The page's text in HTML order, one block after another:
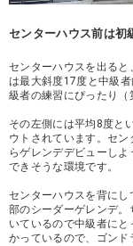
センターハウス前は初
センターハウスを出る
は最大斜度17度と中級
級者の練習にぴったり（
その左側には平均8度と
ウトされています。セ
らゲレンデデビューし
できそうな環境です。
センターハウスを背に
部のシーダーゲレンデ
いているので中級者に
かっているので、ゴンド